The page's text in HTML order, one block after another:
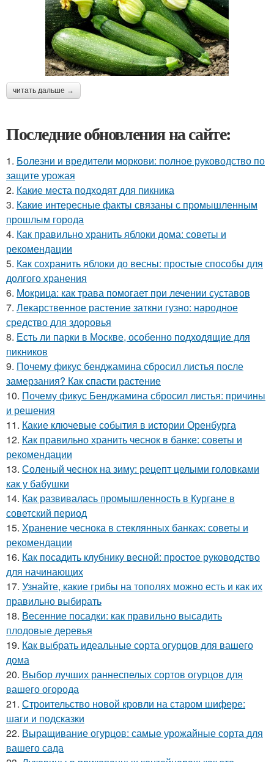
читать дальше →
Последние обновления на сайте:
1. Болезни и вредители моркови: полное руководство по
защите урожая
2. Какие места подходят для пикника
3. Какие интересные факты связаны с промышленным
прошлым города
4. Как правильно хранить яблоки дома: советы и
рекомендации
5. Как сохранить яблоки до весны: простые способы для
долгого хранения
6. Мокрица: как трава помогает при лечении суставов
7. Лекарственное растение заткни гузно: народное
средство для здоровья
8. Есть ли парки в Москве, особенно подходящие для
пикников
9. Почему фикус бенджамина сбросил листья после
замерзания? Как спасти растение
10. Почему фикус Бенджамина сбросил листья: причины
и решения
11. Какие ключевые события в истории Оренбурга
12. Как правильно хранить чеснок в банке: советы и
рекомендации
13. Соленый чеснок на зиму: рецепт целыми головками
как у бабушки
14. Как развивалась промышленность в Кургане в
советский период
15. Хранение чеснока в стеклянных банках: советы и
рекомендации
16. Как посадить клубнику весной: простое руководство
для начинающих
17. Узнайте, какие грибы на тополях можно есть и как их
правильно выбирать
18. Весенние посадки: как правильно высадить
плодовые деревья
19. Как выбрать идеальные сорта огурцов для вашего
дома
20. Выбор лучших раннеспелых сортов огурцов для
вашего огорода
21. Строительство новой кровли на старом шифере:
шаги и подсказки
22. Выращивание огурцов: самые урожайные сорта для
вашего сада